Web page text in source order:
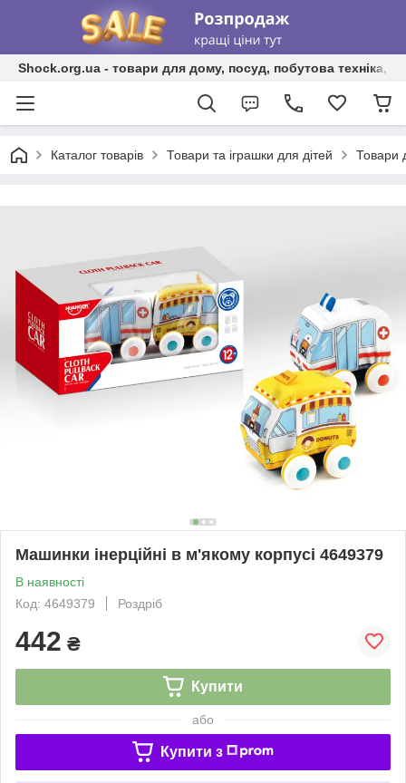
Shock.org.ua - товари для дому, посуд, побутова техніка,
Каталог товарів Товари та іграшки для дітей Товари
Машинки інерційні в м'якому корпусі 4649379
В наявності
Код: 4649379
Роздріб
442 ₴
Купити
або
Купити з